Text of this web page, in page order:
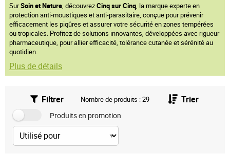
SurSoin et Nature, découvrezCinq sur Cinq, la marque experte en
protection anti-moustiques et anti-parasitaire, conçue pour prévenir
efficacement les piqûres et assurer votre sécurité en zones tempérées
ou tropicales. Profitez de solutions innovantes, développées avec rigueur
pharmaceutique, pour allier efficacité, tolérance cutanée et sérénité au
quotidien.
Plus de détails
Filtrer Nombre de produits : 29 Trier
Produits en promotion